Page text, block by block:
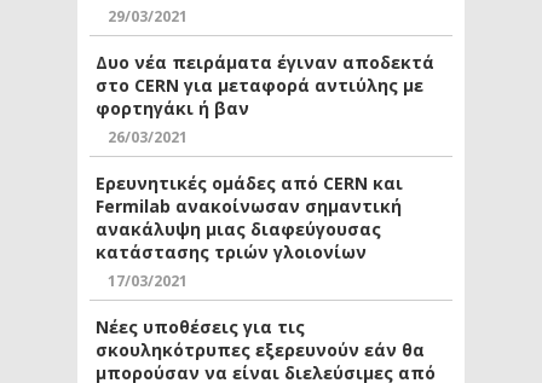
29/03/2021
Δυο νέα πειράματα έγιναν αποδεκτά
στο CERN για μεταφορά αντιύλης με
φορτηγάκι ή βαν
26/03/2021
Ερευνητικές ομάδες από CERN και
Fermilab ανακοίνωσαν σημαντική
ανακάλυψη μιας διαφεύγουσας
κατάστασης τριών γλοιονίων
17/03/2021
Νέες υποθέσεις για τις
σκουληκότρυπες εξερευνούν εάν θα
μπορούσαν να είναι διελεύσιμες από